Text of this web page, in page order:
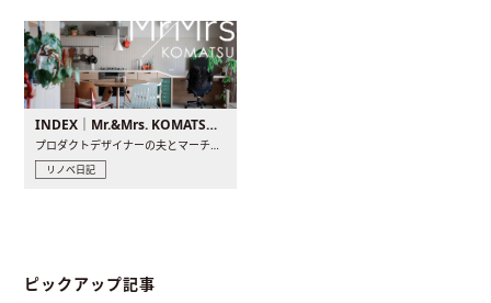
INDEX｜Mr.&Mrs. KOMATSU renovation diary
プロダクトデザイナーの夫とマーチャンダイザーの妻が、夫婦で..
リノベ日記
ピックアップ記事